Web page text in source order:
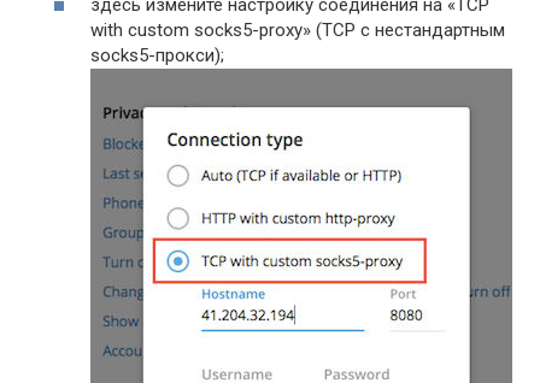
здесь измените настройку соединения на «TCP
with custom socks5-proxy» (TCP с нестандартным
socks5-прокси);